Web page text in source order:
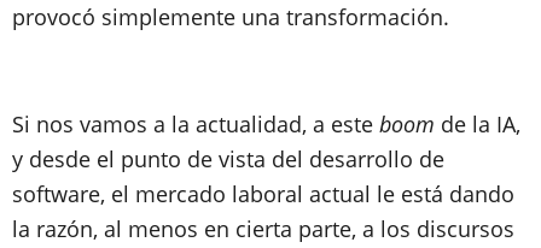
provocó simplemente una transformación.
Si nos vamos a la actualidad, a este boom de la IA,
y desde el punto de vista del desarrollo de
software, el mercado laboral actual le está dando
la razón, al menos en cierta parte, a los discursos